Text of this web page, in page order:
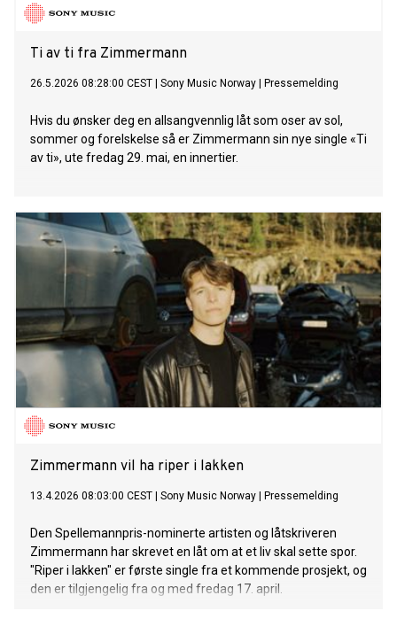
Ti av ti fra Zimmermann
26.5.2026 08:28:00 CEST Sony Music Norway Pressemelding
Hvis du ønsker deg en allsangvennlig låt som oser av sol,
sommer og forelskelse så er Zimmermann sin nye single «Ti
av ti», ute fredag 29. mai, en innertier.
Zimmermann vil ha riper i lakken
13.4.2026 08:03:00 CEST Sony Music Norway Pressemelding
Den Spellemannpris-nominerte artisten og låtskriveren
Zimmermann har skrevet en låt om at et liv skal sette spor.
"Riper i lakken" er første single fra et kommende prosjekt, og
den er tilgjengelig fra og med fredag 17. april.